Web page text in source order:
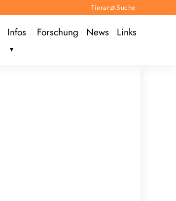
Tierarzt-Suche
Infos Forschung News Links